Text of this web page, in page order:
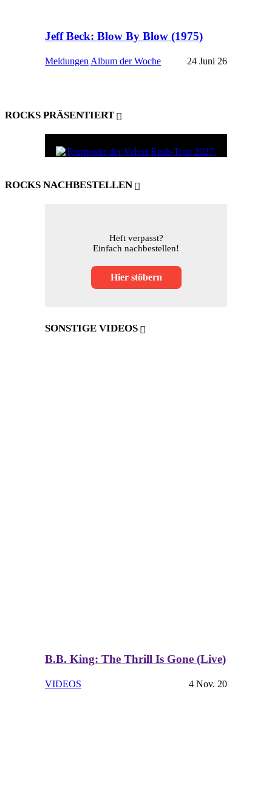
Jeff Beck: Blow By Blow (1975)
Meldungen Album der Woche 24 Juni 26
ROCKS PRÄSENTIERT
ROCKS NACHBESTELLEN
Heft verpasst?
Einfach nachbestellen!
Hier stöbern
SONSTIGE VIDEOS
B.B. King: The Thrill Is Gone (Live)
VIDEOS 4 Nov. 20